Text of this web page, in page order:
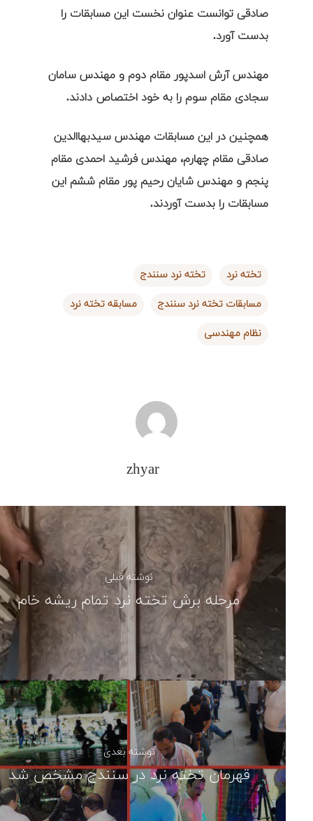
صادقی توانست عنوان نخست این مسابقات را
بدست آورد.
مهندس آرش اسدپور مقام دوم و مهندس سامان
سجادی مقام سوم را به خود اختصاص دادند.
همچنین در این مسابقات مهندس سیدبهاالدین
صادقی مقام چهارم، مهندس فرشید احمدی مقام
پنجم و مهندس شایان رحیم پور مقام ششم این
مسابقات را بدست آوردند.
تخته نرد تخته نرد سنندج
مسابقات تخته نرد سنندج مسابقه تخته نرد
نظام مهندسی
zhyar
نوشته قبلی
مرحله برش تخته نرد تمام ریشه خام
نوشته بعدی
قهرمان تخته نرد در سنندج مشخص شد